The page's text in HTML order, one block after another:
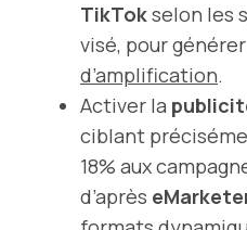
TikTokselon les
visé, pour
d’amplification.
Activer la
ciblant
18% aux
d’après